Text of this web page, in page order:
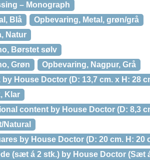
– Monograph
Blå
Opbevaring, Metal, grøn/grå
Natur
Børstet sølv
Grøn
Opbevaring, Nagpur, Grå
House Doctor (D: 13,7 cm. x H: 28
Klar
content by House Doctor (D: 8,3
Natural
by House Doctor (D: 20 cm. H: 20
(sæt á 2 stk.) by House Doctor (Sæt